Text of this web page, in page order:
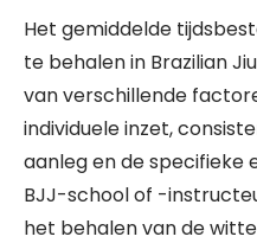
Het gemiddelde
te behalen in Brazilian
van verschillende
individuele inzet,
aanleg en de specifieke
BJJ-school of -
het behalen van de